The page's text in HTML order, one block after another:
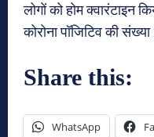
लोगों को होम क्वारंटाइन
कोरोना पॉजिटिव की
Share this:
WhatsApp